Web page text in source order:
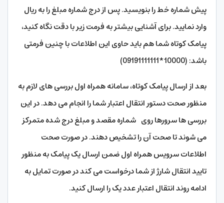
پیش شماره خط را بنویسید. پس از درج شماره مبلغ را به ریال
وارد نمایید. برای آشنایی بیشتر به فرمت زیر با دقت نگاه کنید،
پیامک کوتاه شما هم باید حاوی این اطلاعات با چنین فرمتی
باشد: (10000*09191111111)
بعد از ارسال پیامک کوتاه، سامانه همراه اول بررسی های لازم به
منظور صحت دستور انتقال اعتبار شما را انجام می دهد. در این
بررسی ها سرورها روی شماره مقصد و مبلغ درج شده متمرکز
می شوند تا صحت آن را تشخیص دهند. در صورت صحت
اطلاعات سرویس همراه اول ضمن ارسال یک پیامک به منظور
تایید انتقال شارژ از شما درخواست می کند در صورت تمایل به
ادامه روند انتقال اعتبار عدد یک را ارسال کنید.